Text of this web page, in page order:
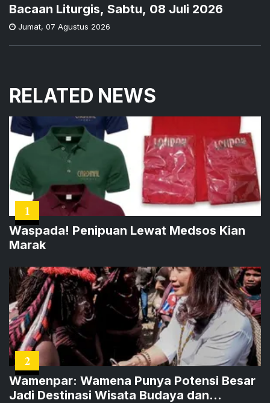
Bacaan Liturgis, Sabtu, 08 Juli 2026
Jumat, 07 Agustus 2026
RELATED NEWS
1
Waspada! Penipuan Lewat Medsos Kian
Marak
2
Wamenpar: Wamena Punya Potensi Besar
Jadi Destinasi Wisata Budaya dan